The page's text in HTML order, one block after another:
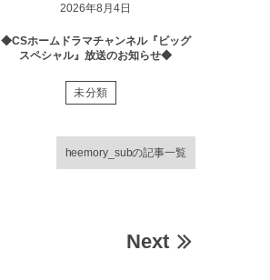
2026年8月4日
◆CSホームドラマチャンネル『ビッグ
スペシャル』放送のお知らせ◆
未分類
heemory_subの記事一覧
Next